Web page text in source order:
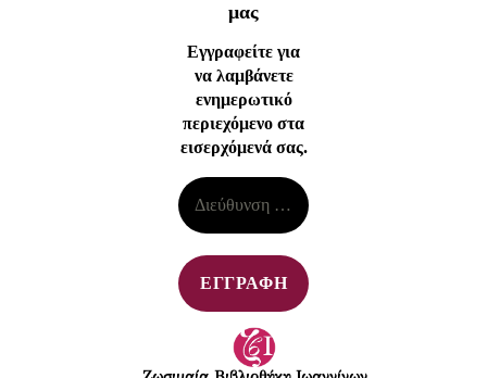
μας
Εγγραφείτε για
να λαμβάνετε
ενημερωτικό
περιεχόμενο στα
εισερχόμενά σας.